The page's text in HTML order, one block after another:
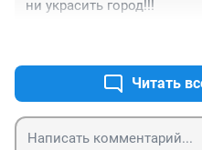
ни украсить город!!!
Читать